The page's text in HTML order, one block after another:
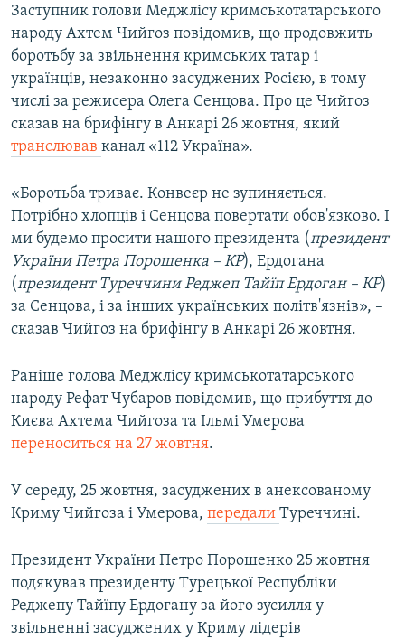
Заступник голови Меджлісу кримськотатарського
народу Ахтем Чийгоз повідомив, що продовжить
боротьбу за звільнення кримських татар і
українців, незаконно засуджених Росією, в тому
числі за режисера Олега Сенцова. Про це Чийгоз
сказав на брифінгу в Анкарі 26 жовтня, який
транслював канал «112 Україна».
«Боротьба триває. Конвеєр не зупиняється.
Потрібно хлопців і Сенцова повертати обов'язково. І
ми будемо просити нашого президента (президент
України Петра Порошенка – КР), Ердогана
(президент Туреччини Реджеп Тайїп Ердоган – КР)
за Сенцова, і за інших українських політв'язнів», –
сказав Чийгоз на брифінгу в Анкарі 26 жовтня.
Раніше голова Меджлісу кримськотатарського
народу Рефат Чубаров повідомив, що прибуття до
Києва Ахтема Чийгоза та Ільмі Умерова
переноситься на 27 жовтня.
У середу, 25 жовтня, засуджених в анексованому
Криму Чийгоза і Умерова, передали Туреччині.
Президент України Петро Порошенко 25 жовтня
подякував президенту Турецької Республіки
Реджепу Тайїпу Ердогану за його зусилля у
звільненні засуджених у Криму лідерів